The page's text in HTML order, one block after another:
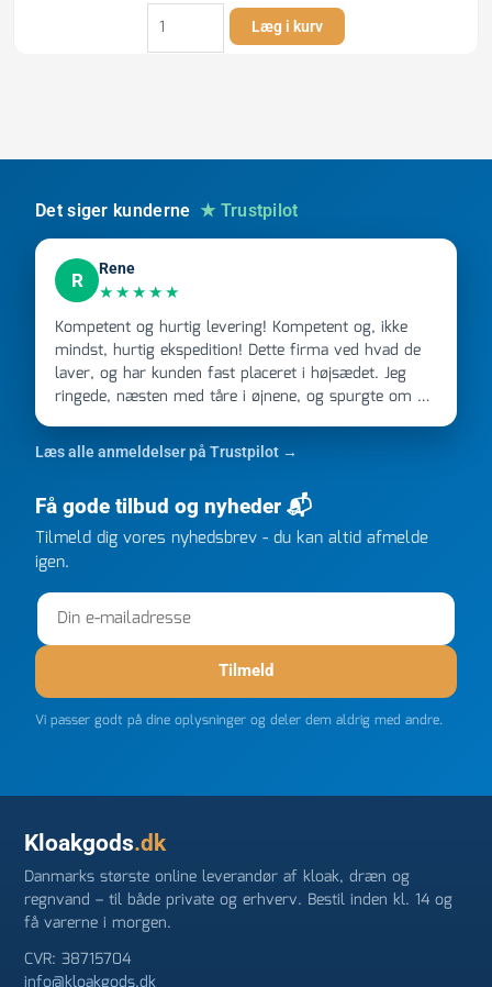
Kaczmarek
K2
DN250
PP-
t/glat
Læg i kurv
Det siger kunderne ★ Trustpilot
R
Rene
★★★★★
Kompetent og hurtig levering! Kompetent og, ikke
mindst, hurtig ekspedition! Dette firma ved hvad de
laver, og har kunden fast placeret i højsædet. Jeg
ringede, næsten med tåre i øjnene, og spurgte om de
kunne overholde en 2 måneder gammel aftale. Jeg
ringede onsdag kl 16, og min store ordre kom dagen
efter kl 6.45! Kan slet ikke få armene ned, og næste
gang jeg skal bruge noget, vil jeg ringe til dem
FØRST. De varmeste og venligste hilsner fra Rene
Læs alle anmeldelser på Trustpilot →
Få gode tilbud og nyheder 📬
Tilmeld dig vores nyhedsbrev - du kan altid afmelde
igen.
Tilmeld
Vi passer godt på dine oplysninger og deler dem aldrig med andre.
Kloakgods.dk
Danmarks største online leverandør af kloak, dræn og
regnvand – til både private og erhverv. Bestil inden kl. 14 og
få varerne i morgen.
CVR: 38715704
info@kloakgods.dk